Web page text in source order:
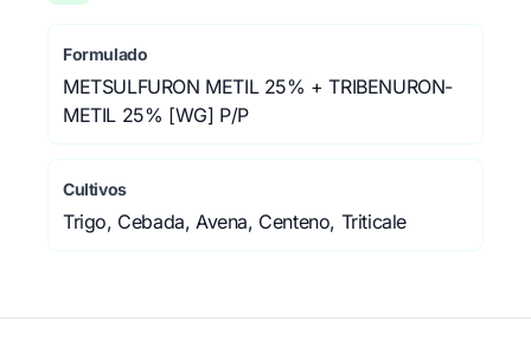
Formulado
METSULFURON METIL 25% + TRIBENURON-
METIL 25% [WG] P/P
Cultivos
Trigo, Cebada, Avena, Centeno, Triticale